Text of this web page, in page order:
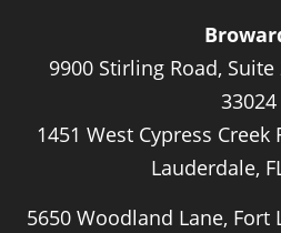
9900 Stirling Road,
33024
1451 West Cypress Creek
Lauderdale,
5650 Woodland Lane, Fort